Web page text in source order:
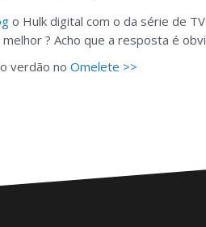
o Hulk digital com o da série de
? Acho que a resposta é
verdão no Omelete >>